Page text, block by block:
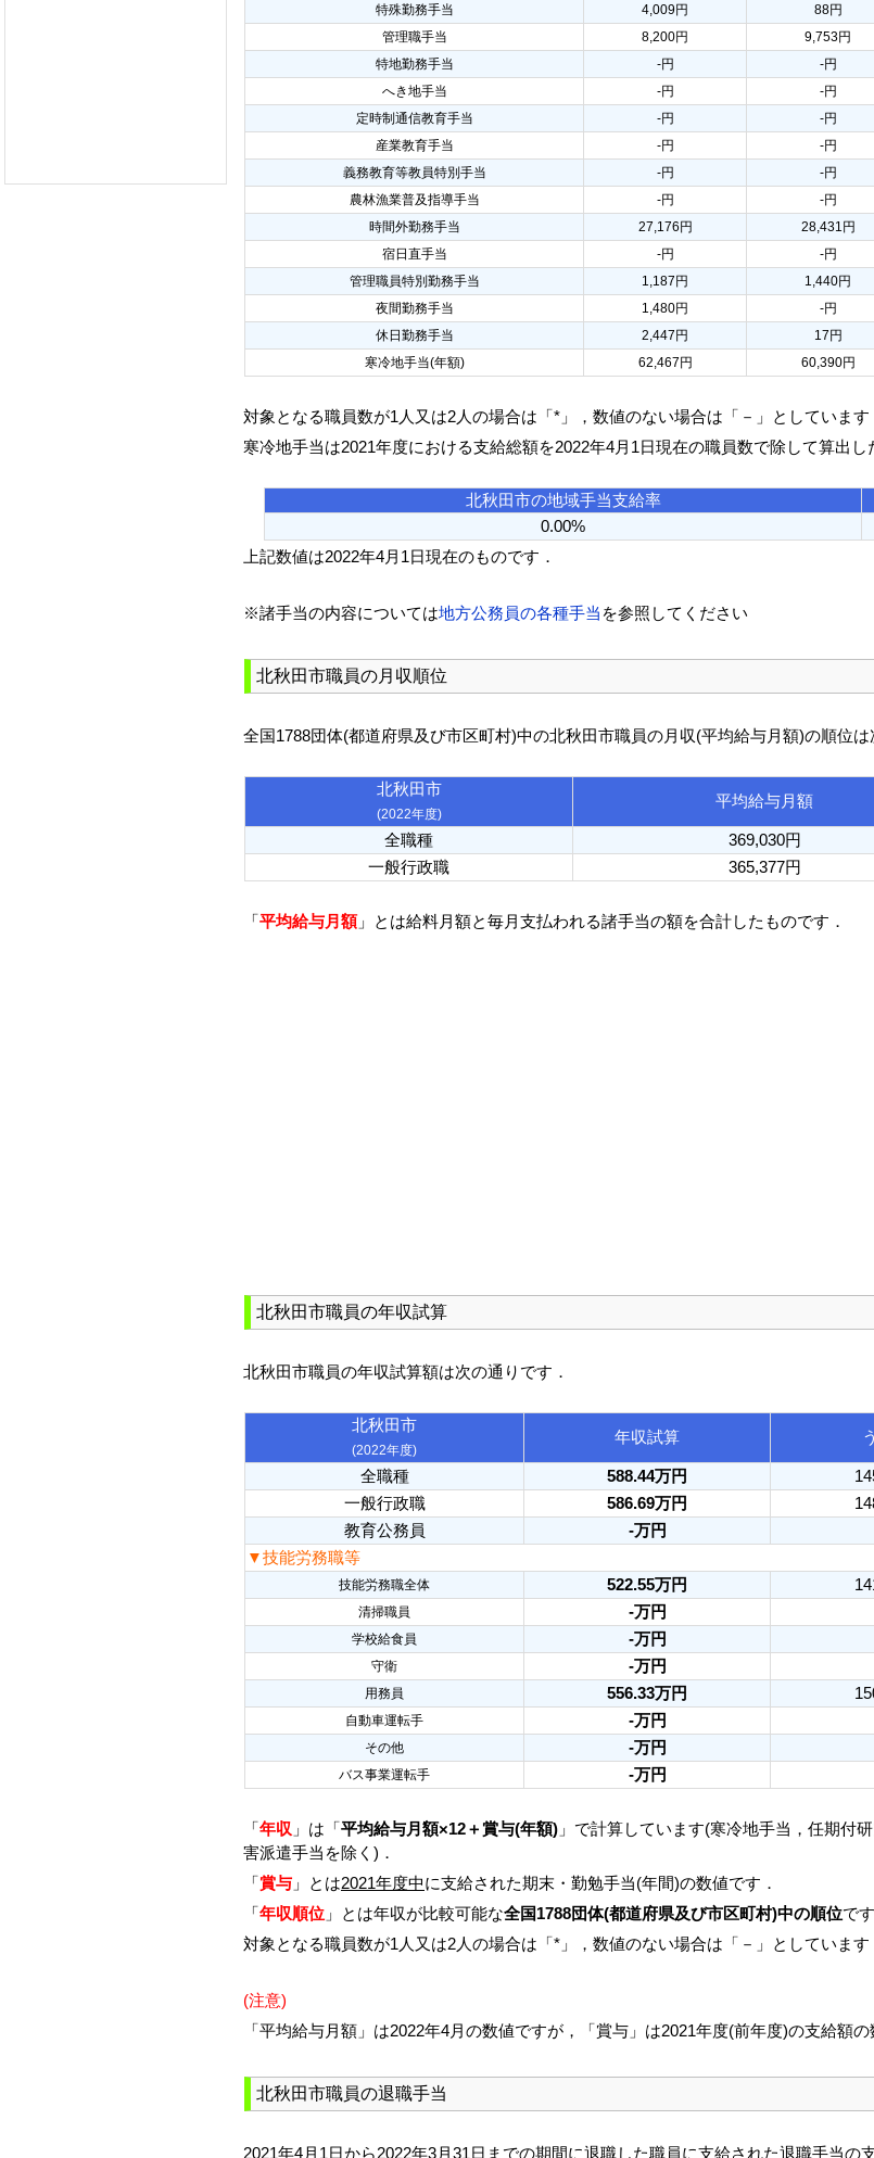
特殊勤務手当
4,009円 88円
管理職手当
8,200円 9,753円
特地勤務手当
-円 -円
へき地手当
-円 -円
定時制通信教育手当
-円 -円
産業教育手当
-円 -円
義務教育等教員特別手当
-円 -円
農林漁業普及指導手当
-円 -円
時間外勤務手当
27,176円 28,431円
宿日直手当
-円 -円
管理職員特別勤務手当
1,187円 1,440円
夜間勤務手当
1,480円 -円
休日勤務手当
2,447円 17円
寒冷地手当(年額)
62,467円 60,390円
対象となる職員数が1人又は2人の場合は「*」，数値のない場合は「－」としています
寒冷地手当は2021年度における支給総額を2022年4月1日現在の職員数で除して算出し
北秋田市の地域手当支給率
0.00%
上記数値は2022年4月1日現在のものです．
※諸手当の内容については地方公務員の各種手当 を参照してください
北秋田市職員の月収順位
全国1788団体(都道府県及び市区町村)中の北秋田市職員の月収(平均給与月額)の順位は
北秋田市
(2022年度)
平均給与月額
全職種 369,030円
一般行政職
365,377円
「平均給与月額」とは給料月額と毎月支払われる諸手当の額を合計したものです．
北秋田市職員の年収試算
北秋田市職員の年収試算額は次の通りです．
北秋田市
(2022年度)
年収試算
全職種 588.44万円
一般行政職
586.69万円
教育公務員
-万円
▼技能労務職等
技能労務職全体 522.55万円
清掃職員 -万円
学校給食員 -万円
守衛 -万円
用務員 556.33万円
自動車運転手 -万円
その他 -万円
バス事業運転手 -万円
「年収 」は「平均給与月額×12＋賞与(年額) 」で計算しています(寒冷地手当，任期付
害派遣手当を除く)．
「賞与 」とは2021年度中に支給された期末・勤勉手当(年間)の数値です．
「年収順位 」とは年収が比較可能な全国1788団体(都道府県及び市区町村)中の順位で
対象となる職員数が1人又は2人の場合は「*」，数値のない場合は「－」としています
(注意)
「平均給与月額」は2022年4月の数値ですが，「賞与」は2021年度(前年度)の支給額の
北秋田市職員の退職手当
2021年4月1日から2022年3月31日までの期間に退職した職員に支給された退職手当の